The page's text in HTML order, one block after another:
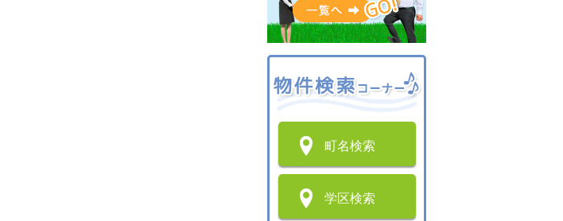
町名検索
学区検索